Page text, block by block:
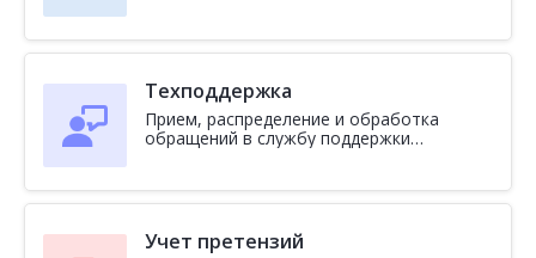
Техподдержка
Прием, распределение и обработка
обращений в службу поддержки
Учет претензий